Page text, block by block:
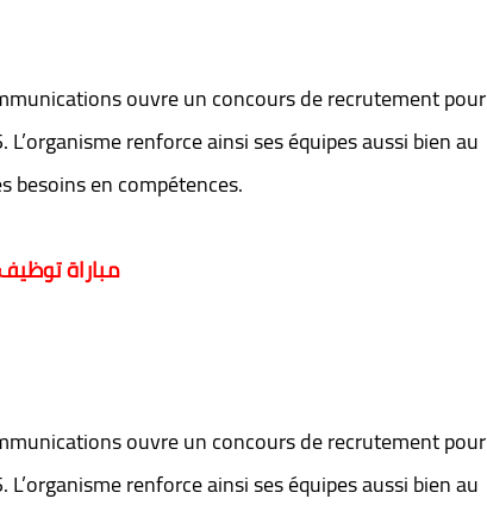
ouvre un concours de recrutement pour
renforce ainsi ses équipes aussi bien au
besoins en compétences.
مباراة توظيف 28 منصب بالوكالة الوطنية لتقنين
ouvre un concours de recrutement pour
renforce ainsi ses équipes aussi bien au